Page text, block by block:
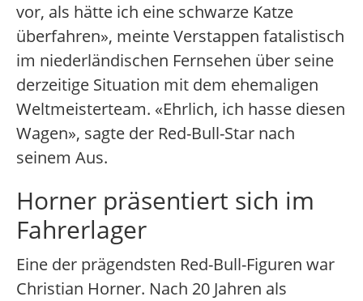
vor, als hätte ich eine schwarze Katze
überfahren», meinte Verstappen fatalistisch
im niederländischen Fernsehen über seine
derzeitige Situation mit dem ehemaligen
Weltmeisterteam. «Ehrlich, ich hasse diesen
Wagen», sagte der Red-Bull-Star nach
seinem Aus.
Horner präsentiert sich im
Fahrerlager
Eine der prägendsten Red-Bull-Figuren war
Christian Horner. Nach 20 Jahren als